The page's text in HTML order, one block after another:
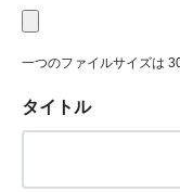
一つのファイルサイズは
タイトル